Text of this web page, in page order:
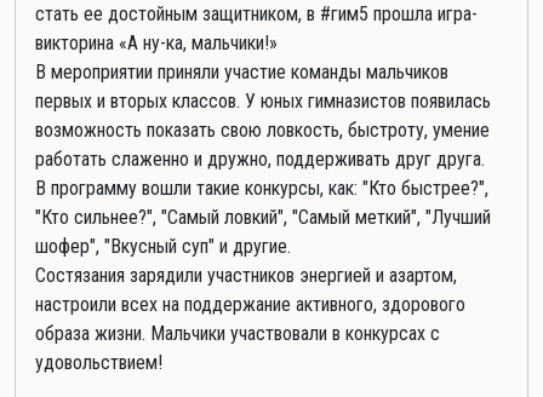
стать ее достойным защитником, в #гим5 прошла игра-
викторина «А ну-ка, мальчики!»
В мероприятии приняли участие команды мальчиков
первых и вторых классов. У юных гимназистов появилась
возможность показать свою ловкость, быстроту, умение
работать слаженно и дружно, поддерживать друг друга.
В программу вошли такие конкурсы, как: "Кто быстрее?",
"Кто сильнее?", "Самый ловкий", "Самый меткий", "Лучший
шофер", "Вкусный суп" и другие.
Состязания зарядили участников энергией и азартом,
настроили всех на поддержание активного, здорового
образа жизни. Мальчики участвовали в конкурсах с
удовольствием!